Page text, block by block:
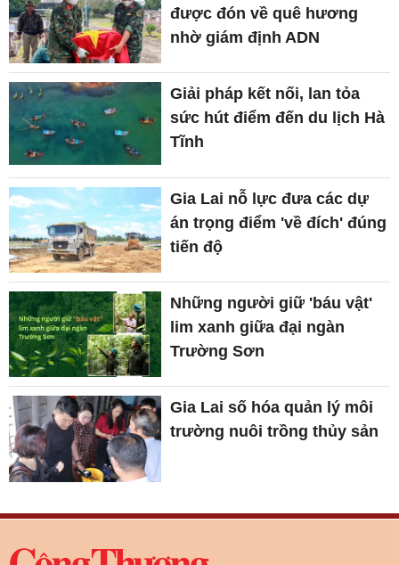
được đón về quê hương
nhờ giám định ADN
Giải pháp kết nối, lan tỏa
sức hút điểm đến du lịch Hà
Tĩnh
Gia Lai nỗ lực đưa các dự
án trọng điểm 'về đích' đúng
tiến độ
Những người giữ 'báu vật'
lim xanh giữa đại ngàn
Trường Sơn
Gia Lai số hóa quản lý môi
trường nuôi trồng thủy sản